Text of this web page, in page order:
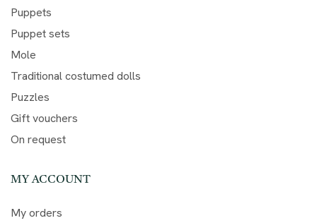
Puppets
Puppet sets
Mole
Traditional costumed dolls
Puzzles
Gift vouchers
On request
MY ACCOUNT
My orders